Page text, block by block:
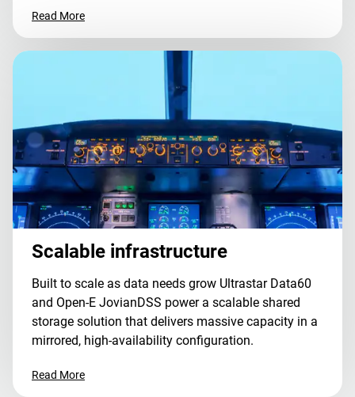
Read More
Scalable infrastructure
Built to scale as data needs grow Ultrastar Data60
and Open-E JovianDSS power a scalable shared
storage solution that delivers massive capacity in a
mirrored, high-availability configuration.
Read More